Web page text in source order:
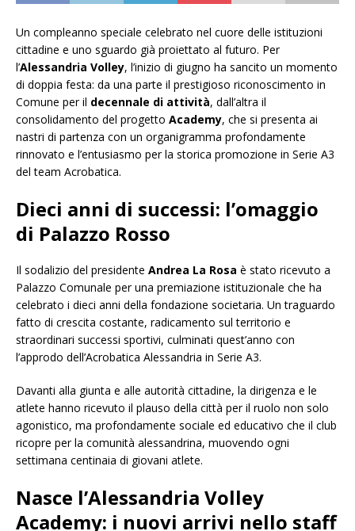
Un compleanno speciale celebrato nel cuore delle istituzioni
cittadine e uno sguardo già proiettato al futuro. Per
l’Alessandria Volley, l’inizio di giugno ha sancito un momento
di doppia festa: da una parte il prestigioso riconoscimento in
Comune per il decennale di attività, dall’altra il
consolidamento del progetto Academy, che si presenta ai
nastri di partenza con un organigramma profondamente
rinnovato e l’entusiasmo per la storica promozione in Serie A3
del team Acrobatica.
Dieci anni di successi: l’omaggio
di Palazzo Rosso
Il sodalizio del presidente Andrea La Rosa è stato ricevuto a
Palazzo Comunale per una premiazione istituzionale che ha
celebrato i dieci anni della fondazione societaria. Un traguardo
fatto di crescita costante, radicamento sul territorio e
straordinari successi sportivi, culminati quest’anno con
l’approdo dell’Acrobatica Alessandria in Serie A3.
Davanti alla giunta e alle autorità cittadine, la dirigenza e le
atlete hanno ricevuto il plauso della città per il ruolo non solo
agonistico, ma profondamente sociale ed educativo che il club
ricopre per la comunità alessandrina, muovendo ogni
settimana centinaia di giovani atlete.
Nasce l’Alessandria Volley
Academy: i nuovi arrivi nello staff